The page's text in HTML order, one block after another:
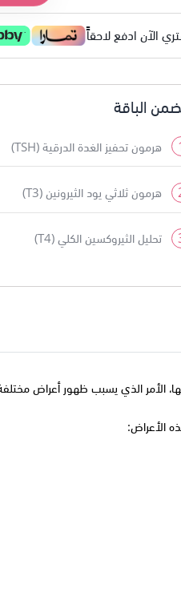
الآن ادفع لاحقاًً
الباقة
الأمر الذي يسبب ظهور أعراض
الأعراض: